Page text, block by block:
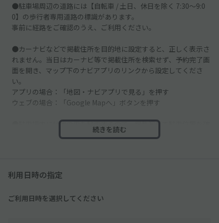
●駐車場周辺の道路には【自転車 / 土日、休日を除く 7:30～9:0
0】の歩行者専用道路の標識があります。
事前に経路をご確認のうえ、ご利用ください。
●カーナビなどで掲載住所を目的地に設定すると、正しく表示さ
れません。当日はカーナビ等で掲載住所を検索せず、予約完了画
面を開き、マップ下のナビアプリのリンクから設定してくださ
い。
アプリの場合：「地図・ナビアプリで見る」を押す
ウェブの場合：「Google Mapへ」ボタンを押す
●駐車場内には他の車も駐車するので、掲載写真で駐車位置を確
認し、必ず予約後に指定された区画をご利用ください。
続きを読む
利用日時の指定
ご利用日時を選択してください